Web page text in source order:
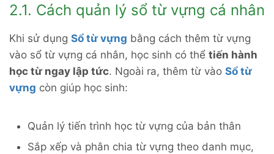
2.1. Cách quản lý sổ từ vựng cá nhân
Khi sử dụng Sổ từ vựng bằng cách thêm từ vựng
vào sổ từ vựng cá nhân, học sinh có thể tiến hành
học từ ngay lập tức. Ngoài ra, thêm từ vào Sổ từ
vựng còn giúp học sinh:
Quản lý tiến trình học từ vựng của bản thân
Sắp xếp và phân chia từ vựng theo danh mục,